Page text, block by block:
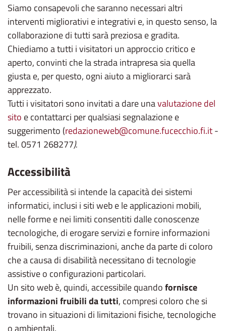
Siamo consapevoli che saranno necessari altri
interventi migliorativi e integrativi e, in questo senso, la
collaborazione di tutti sarà preziosa e gradita.
Chiediamo a tutti i visitatori un approccio critico e
aperto, convinti che la strada intrapresa sia quella
giusta e, per questo, ogni aiuto a migliorarci sarà
apprezzato.
Tutti i visitatori sono invitati a dare unavalutazione del
sito e contattarci per qualsiasi segnalazione e
suggerimento (redazioneweb@comune.fucecchio.fi.it-
tel. 0571 268277).
Accessibilità
Per accessibilità si intende la capacità dei sistemi
informatici, inclusi i siti web e le applicazioni mobili,
nelle forme e nei limiti consentiti dalle conoscenze
tecnologiche, di erogare servizi e fornire informazioni
fruibili, senza discriminazioni, anche da parte di coloro
che a causa di disabilità necessitano di tecnologie
assistive o configurazioni particolari.
Un sito web è, quindi, accessibile quandofornisce
informazioni fruibili da tutti, compresi coloro che si
trovano in situazioni di limitazioni fisiche, tecnologiche
o ambientali.